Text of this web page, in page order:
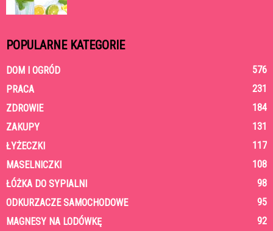
POPULARNE KATEGORIE
DOM I OGRÓD
576
PRACA
231
ZDROWIE
184
ZAKUPY
131
ŁYŻECZKI
117
MASELNICZKI
108
ŁÓŻKA DO SYPIALNI
98
ODKURZACZE SAMOCHODOWE
95
MAGNESY NA LODÓWKĘ
92